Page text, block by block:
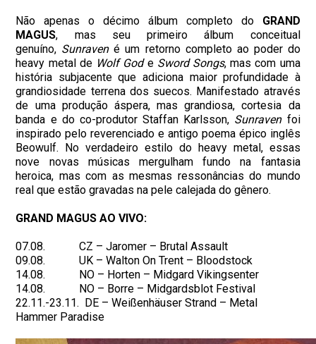
Não apenas o décimo álbum completo do GRAND
MAGUS, mas seu primeiro álbum conceitual
genuíno, Sunravené um retorno completo ao poder do
heavy metal de Wolf Gode Sword Songs, mas com uma
história subjacente que adiciona maior profundidade à
grandiosidade terrena dos suecos. Manifestado através
de uma produção áspera, mas grandiosa, cortesia da
banda e do co-produtor Staffan Karlsson, Sunravenfoi
inspirado pelo reverenciado e antigo poema épico inglês
Beowulf. No verdadeiro estilo do heavy metal, essas
nove novas músicas mergulham fundo na fantasia
heroica, mas com as mesmas ressonâncias do mundo
real que estão gravadas na pele calejada do gênero.
GRAND MAGUS AO VIVO:
07.08. CZ – Jaromer – Brutal Assault
09.08. UK – Walton On Trent – Bloodstock
14.08. NO – Horten – Midgard Vikingsenter
14.08. NO – Borre – Midgardsblot Festival
22.11.-23.11. DE – Weißenhäuser Strand – Metal
Hammer Paradise